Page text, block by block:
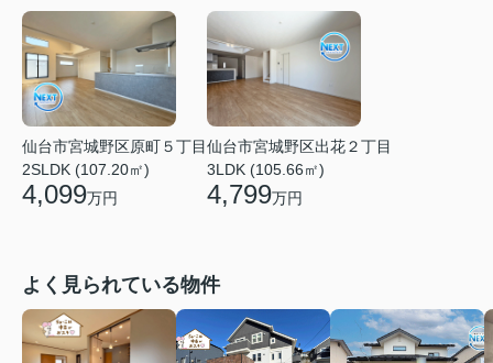
仙台市宮城野区原町５丁目
2SLDK (107.20㎡)
4,099万円
仙台市宮城野区出花２丁目
3LDK (105.66㎡)
4,799万円
よく見られている物件